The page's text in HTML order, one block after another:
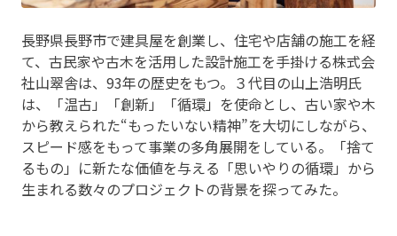
長野県長野市で建具屋を創業し、住宅や店舗の施工を経
て、古民家や古木を活用した設計施工を手掛ける株式会
社山翠舎は、93年の歴史をもつ。３代目の山上浩明氏
は、「温古」「創新」「循環」を使命とし、古い家や木
から教えられた“もったいない精神”を大切にしながら、
スピード感をもって事業の多角展開をしている。「捨て
るもの」に新たな価値を与える「思いやりの循環」から
生まれる数々のプロジェクトの背景を探ってみた。